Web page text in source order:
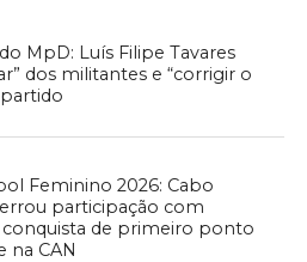
MpD: Luís Filipe Tavares
dos militantes e “corrigir o
Feminino 2026: Cabo
participação com
de primeiro ponto
na CAN